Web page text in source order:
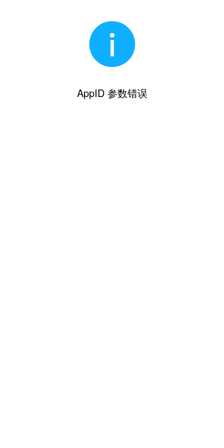
AppID 参数错误